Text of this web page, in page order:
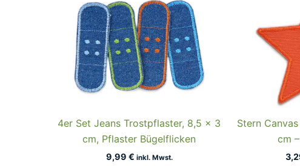
4er Set Jeans Trostpflaster, 8,5 x 3
cm, Pflaster Bügelflicken
9,99 € inkl. Mwst.
Stern
cm